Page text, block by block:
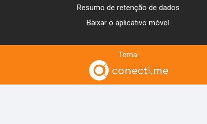
Resumo de retenção de dados
Baixar o aplicativo móvel.
Tema: